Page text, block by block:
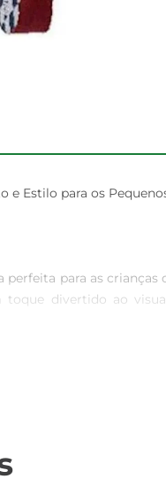
e Estilo para os
perfeita para as
divertido ao